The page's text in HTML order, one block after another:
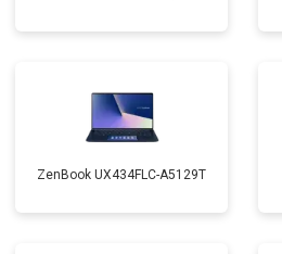
ZenBook UX434FLC-A5129T